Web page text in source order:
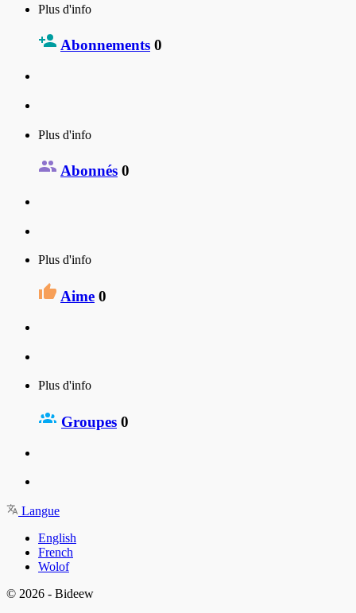
Plus d'info
Abonnements 0
Plus d'info
Abonnés 0
Plus d'info
Aime 0
Plus d'info
Groupes 0
Langue
English
French
Wolof
© 2026 - Bideew